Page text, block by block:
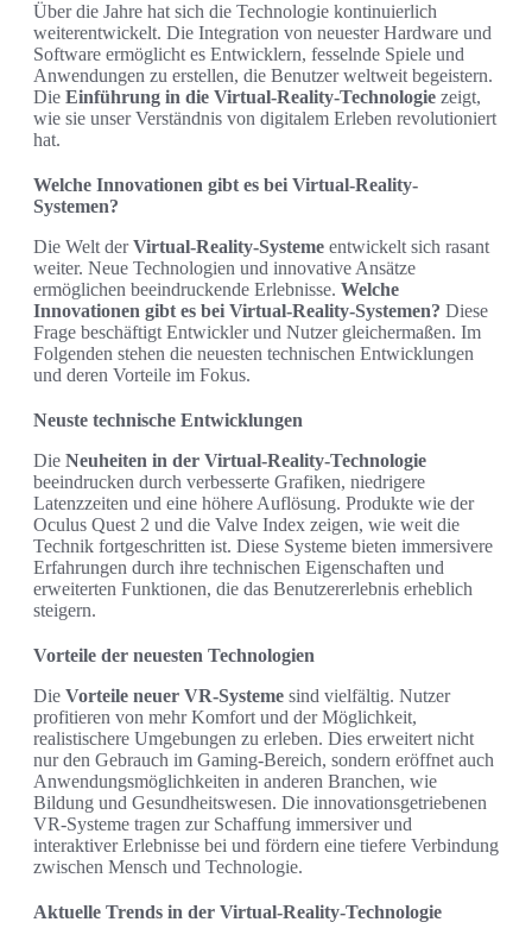
Über die Jahre hat sich die Technologie kontinuierlich
weiterentwickelt. Die Integration von neuester Hardware und
Software ermöglicht es Entwicklern, fesselnde Spiele und
Anwendungen zu erstellen, die Benutzer weltweit begeistern.
Die Einführung in die Virtual-Reality-Technologie zeigt,
wie sie unser Verständnis von digitalem Erleben revolutioniert
hat.
Welche Innovationen gibt es bei Virtual-Reality-
Systemen?
Die Welt derVirtual-Reality-Systeme entwickelt sich rasant
weiter. Neue Technologien und innovative Ansätze
ermöglichen beeindruckende Erlebnisse. Welche
Innovationen gibt es bei Virtual-Reality-Systemen? Diese
Frage beschäftigt Entwickler und Nutzer gleichermaßen. Im
Folgenden stehen die neuesten technischen Entwicklungen
und deren Vorteile im Fokus.
Neuste technische Entwicklungen
Die Neuheiten in der Virtual-Reality-Technologie
beeindrucken durch verbesserte Grafiken, niedrigere
Latenzzeiten und eine höhere Auflösung. Produkte wie der
Oculus Quest 2 und die Valve Index zeigen, wie weit die
Technik fortgeschritten ist. Diese Systeme bieten immersivere
Erfahrungen durch ihre technischen Eigenschaften und
erweiterten Funktionen, die das Benutzererlebnis erheblich
steigern.
Vorteile der neuesten Technologien
Die Vorteile neuer VR-Systeme sind vielfältig. Nutzer
profitieren von mehr Komfort und der Möglichkeit,
realistischere Umgebungen zu erleben. Dies erweitert nicht
nur den Gebrauch im Gaming-Bereich, sondern eröffnet auch
Anwendungsmöglichkeiten in anderen Branchen, wie
Bildung und Gesundheitswesen. Die innovationsgetriebenen
VR-Systeme tragen zur Schaffung immersiver und
interaktiver Erlebnisse bei und fördern eine tiefere Verbindung
zwischen Mensch und Technologie.
Aktuelle Trends in der Virtual-Reality-Technologie